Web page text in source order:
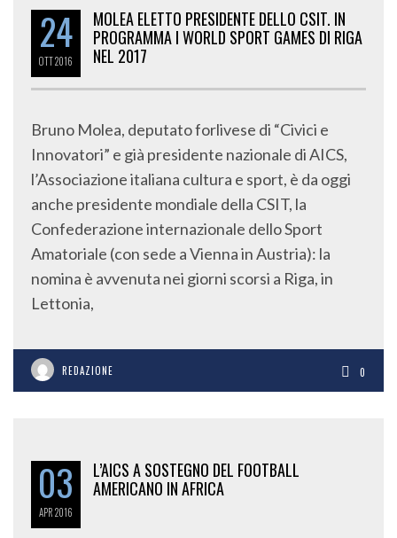
24
OTT2016
MOLEA ELETTO PRESIDENTE DELLO CSIT. IN
PROGRAMMA I WORLD SPORT GAMES DI RIGA
NEL 2017
Bruno Molea, deputato forlivese di “Civici e
Innovatori” e già presidente nazionale di AICS,
l’Associazione italiana cultura e sport, è da oggi
anche presidente mondiale della CSIT, la
Confederazione internazionale dello Sport
Amatoriale (con sede a Vienna in Austria): la
nomina è avvenuta nei giorni scorsi a Riga, in
Lettonia,
REDAZIONE 0
03
APR2016
L’AICS A SOSTEGNO DEL FOOTBALL
AMERICANO IN AFRICA